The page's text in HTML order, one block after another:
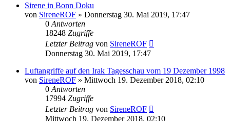
Sirene in Bonn Doku
von SireneROF » Donnerstag 30. Mai 2019, 17:47
0 Antworten
18248 Zugriffe
Letzter Beitrag von SireneROF
Donnerstag 30. Mai 2019, 17:47
Luftangriffe auf den Irak Tagesschau vom 19 Dezember 1998
von SireneROF » Mittwoch 19. Dezember 2018, 02:10
0 Antworten
17994 Zugriffe
Letzter Beitrag von SireneROF
Mittwoch 19. Dezember 2018, 02:10